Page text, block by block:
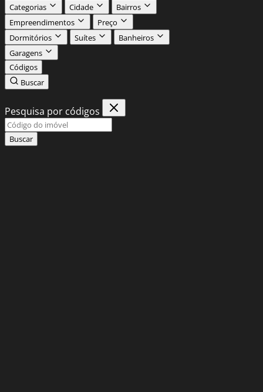
Categorias Cidade
Bairros
Empreendimentos
Preço
Dormitórios
Suítes
Banheiros
Garagens
Códigos
Buscar
Pesquisa por códigos
Buscar